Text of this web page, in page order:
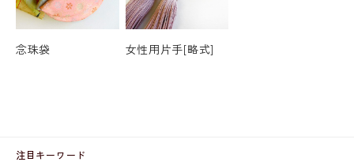
注目キーワード
念珠袋 女性用片手[略式]